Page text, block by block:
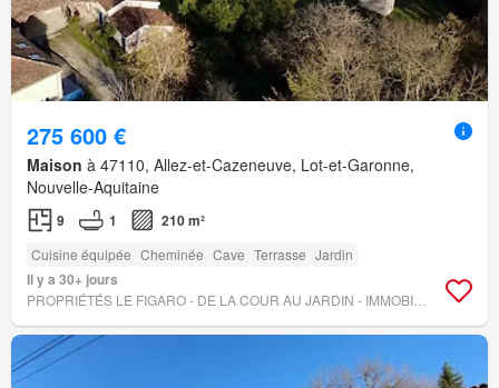
275 600 €
Maison à 47110, Allez-et-Cazeneuve, Lot-et-Garonne,
Nouvelle-Aquitaine
9 1 210 m²
Cuisine équipée Cheminée Cave Terrasse Jardin
Il y a 30+ jours